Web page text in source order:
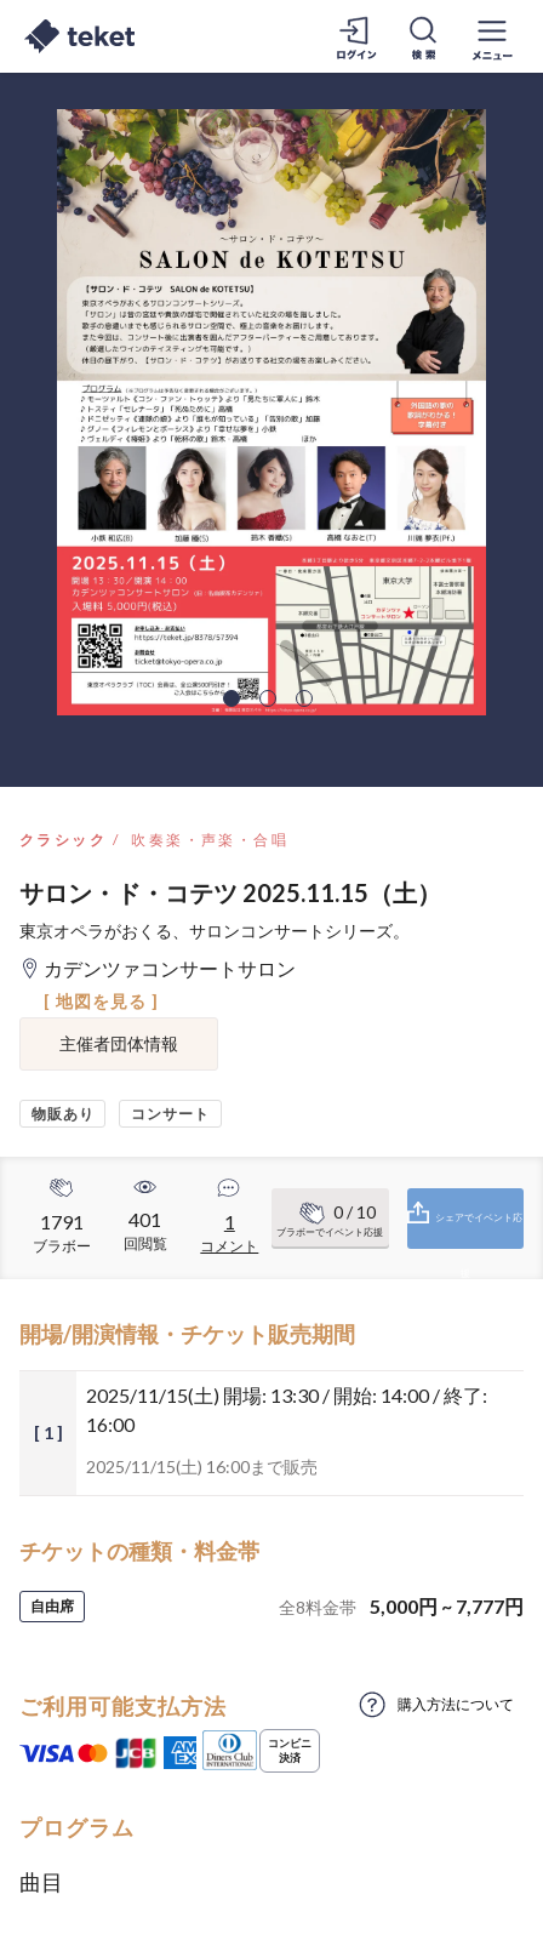
クラシック 吹奏楽・声楽・合唱
サロン・ド・コテツ 2025.11.15（土）
東京オペラがおくる、サロンコンサートシリーズ。
カデンツァコンサートサロン
[ 地図を見る ]
主催者団体情報
物販あり コンサート
1791
ブラボー
401
回閲覧
1
コメント
0/ 10
ブラボーでイベント応援
シェアでイベント応
開場/開演情報・チケット販売期間
[ 1 ]
2025/11/15(土) 開場: 13:30 / 開始: 14:00 / 終了:
16:00
2025/11/15(土) 16:00まで販売
チケットの種類・料金帯
自由席 全8料金帯 5,000円 ~ 7,777円
ご利用可能支払方法 購入方法について
プログラム
曲目